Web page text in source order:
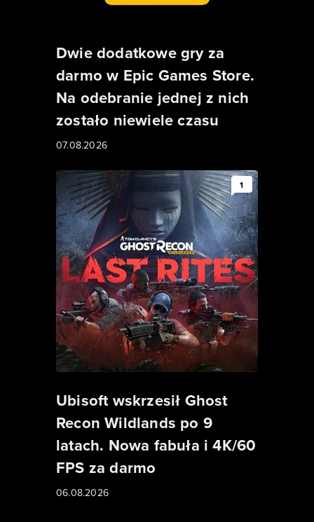
Dwie dodatkowe gry za
darmo w Epic Games Store.
Na odebranie jednej z nich
zostało niewiele czasu
07.08.2026
1
Ubisoft wskrzesił Ghost
Recon Wildlands po 9
latach. Nowa fabuła i 4K/60
FPS za darmo
06.08.2026